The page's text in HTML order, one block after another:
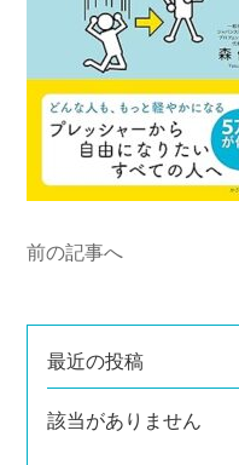
前の記事へ
最近の投稿
該当がありません